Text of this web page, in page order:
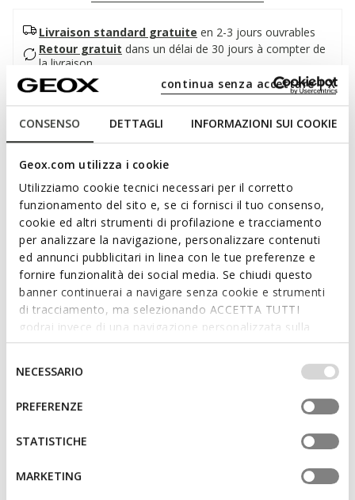
CONSENSO DETTAGLI INFORMAZIONI SUI COOKIE
Geox.com utilizza i cookie
Utilizziamo cookie tecnici necessari per il corretto
funzionamento del sito e, se ci fornisci il tuo consenso,
cookie ed altri strumenti di profilazione e tracciamento
per analizzare la navigazione, personalizzare contenuti
ed annunci pubblicitari in linea con le tue preferenze e
fornire funzionalità dei social media. Se chiudi questo
banner continuerai a navigare senza cookie e strumenti
di tracciamento, ma selezionando ACCETTA TUTTI
godrai invece di una navigazione personalizzata sulla
base dei tuoi gusti ed interessi. Selezionando
IMPOSTAZIONI potrai anche scegliere quali cookies ed
altri strumenti di tracciamento autorizzare. Per maggiori
informazioni o per modificare in qualsiasi momento le
tue impostazioni, visita la nostra
consenso
NECESSARIO
PREFERENZE
STATISTICHE
MARKETING
continua senza accettare | X
Livraison standard gratuite en 2-3 jours ouvrables
Retour gratuit dans un délai de 30 jours à compter de
la livraison
Description
Bottine à talon bas pour femme au design féminin et
contemporain. Proposée ici dans une élégante teinte cognac,
en forme de clous plats. Respirant et léger, Eliebeth complète
avec aisance les tenues casual-chic sans renoncer au confort.
CODE PRODUIT:D65BJA00022C6001
Caractéristiques
Enfilage facile et rapide
Design sans fermeture, pour un enfilage plus rapide
Technologies